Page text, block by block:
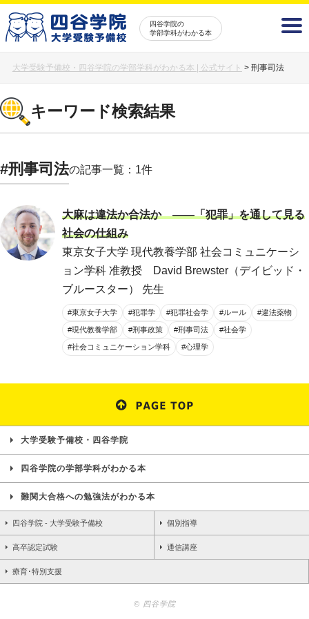
四谷学院の
学部学科がわかる本
大学受験予備校・四谷学院の学部学科がわかる本 | 公式サイト > 刑事司法
キーワード検索結果
#刑事司法の記事一覧：1件
大麻は違法か合法か ――「犯罪」を通して見る
社会の仕組み
東京女子大学 現代教養学部 社会コミュニケーシ
ョン学科 准教授 David Brewster（デイビッド・
ブルースター） 先生
#東京女子大学 #犯罪学 #犯罪社会学 #ルール #違法薬物
#現代教養学部 #刑事政策 #刑事司法 #社会学
#社会コミュニケーション学科 #心理学
大学受験予備校・四谷学院
四谷学院の学部学科がわかる本
難関大合格への勉強法がわかる本
四谷学院 - 大学受験予備校 個別指導
高卒認定試験 通信講座
療育･特別支援
© 四谷学院